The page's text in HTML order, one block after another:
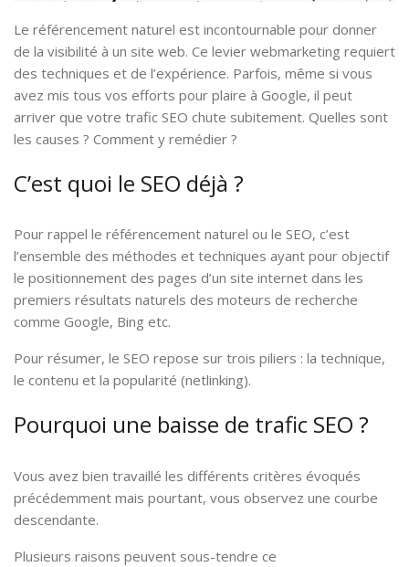
Le référencement naturel est incontournable pour donner
de la visibilité à un site web. Ce levier webmarketing requiert
des techniques et de l’expérience. Parfois, même si vous
avez mis tous vos efforts pour plaire à Google, il peut
arriver que votre trafic SEO chute subitement. Quelles sont
les causes ? Comment y remédier ?
C’est quoi le SEO déjà ?
Pour rappel le référencement naturel ou le SEO, c’est
l’ensemble des méthodes et techniques ayant pour objectif
le positionnement des pages d’un site internet dans les
premiers résultats naturels des moteurs de recherche
comme Google, Bing etc.
Pour résumer, le SEO repose sur trois piliers : la technique,
le contenu et la popularité (netlinking).
Pourquoi une baisse de trafic SEO ?
Vous avez bien travaillé les différents critères évoqués
précédemment mais pourtant, vous observez une courbe
descendante.
Plusieurs raisons peuvent sous-tendre ce